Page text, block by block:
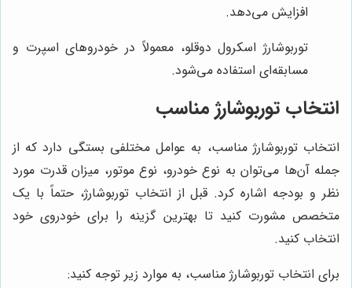
افزایش می‌دهد.
توربوشارژ اسکرول دوقلو، معمولاً در خودروهای اسپرت و
مسابقه‌ای استفاده می‌شود.
انتخاب توربوشارژ مناسب
انتخاب توربوشارژ مناسب، به عوامل مختلفی بستگی دارد که از
جمله آن‌ها می‌توان به نوع خودرو، نوع موتور، میزان قدرت مورد
نظر و بودجه اشاره کرد. قبل از انتخاب توربوشارژ، حتماً با یک
متخصص مشورت کنید تا بهترین گزینه را برای خودروی خود
انتخاب کنید.
برای انتخاب توربوشارژ مناسب، به موارد زیر توجه کنید: